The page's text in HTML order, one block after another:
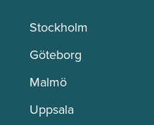
Stockholm
Göteborg
Malmö
Uppsala